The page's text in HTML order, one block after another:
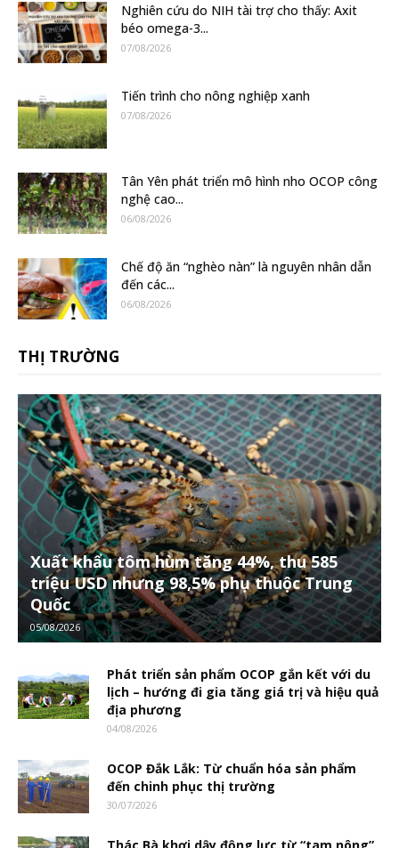
Nghiên cứu do NIH tài trợ cho thấy: Axit
béo omega-3...
07/08/2026
Tiến trình cho nông nghiệp xanh
07/08/2026
Tân Yên phát triển mô hình nho OCOP công
nghệ cao...
06/08/2026
Chế độ ăn “nghèo nàn” là nguyên nhân dẫn
đến các...
06/08/2026
THỊ TRƯỜNG
Xuất khẩu tôm hùm tăng 44%, thu 585
triệu USD nhưng 98,5% phụ thuộc Trung
Quốc
05/08/2026
Phát triển sản phẩm OCOP gắn kết với du
lịch – hướng đi gia tăng giá trị và hiệu quả
địa phương
04/08/2026
OCOP Đắk Lắk: Từ chuẩn hóa sản phẩm
đến chinh phục thị trường
30/07/2026